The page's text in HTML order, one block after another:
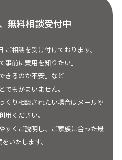
無料相談受付中
相談を受け付けております。
事前に費用を知りたい」
きるのか不安」など
でもかまいません。
くり相談されたい場合はメールや
用ください。
すくご説明し、ご家族に合った最
いたします。